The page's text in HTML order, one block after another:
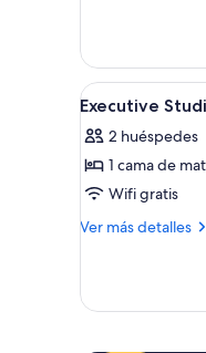
2
habitaciones,
bañera
hidromasaje
Abrir
todas
las
fotos
de
Executive
Spa
1
Executive
2 huéspedes
1 cama de
Wifi gratis
Ver más detalles
Más
Studio